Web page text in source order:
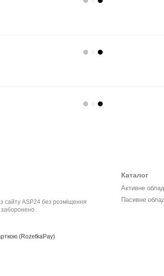
з сайту ASP24 без розміщення
заборонено.
Каталог
Активне
Пасивне